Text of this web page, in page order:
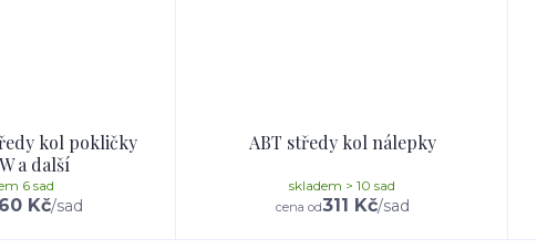
kol pokličky
a další
Kč/sad
6 sad
ABT středy kol nálepky
cena od311 Kč/sad
skladem > 10 sad